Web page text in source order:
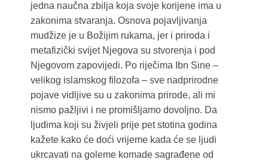
jedna naučna zbilja koja svoje korijene ima u
zakonima stvaranja. Osnova pojavljivanja
mudžize je u Božijim rukama, jer i priroda i
metafizički svijet Njegova su stvorenja i pod
Njegovom zapovijedi. Po riječima Ibn Sine –
velikog islamskog filozofa – sve nadprirodne
pojave vidljive su u zakonima prirode, ali mi
nismo pažljivi i ne promišljamo dovoljno. Da
ljudima koji su živjeli prije pet stotina godina
kažete kako će doći vrijeme kada će se ljudi
ukrcavati na goleme komade sagrađene od